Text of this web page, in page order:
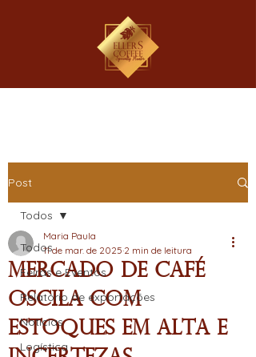
Post
Todos
Feiras e Eventos
Relatório de exportações
Notícias
Logística
Todos
Mercado de Café
Oscila com
Estoques em Alta e
Maria Paula
11 de mar. de 2025 2 min de leitura